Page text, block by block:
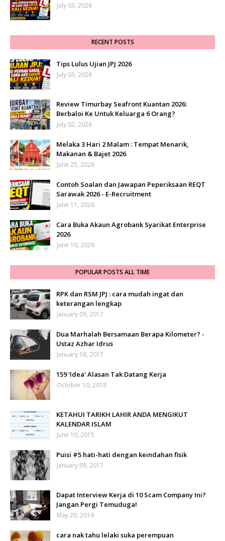
July 03, 2026
RECENT POSTS
Tips Lulus Ujian JPJ 2026
July 03, 2026
Review Timurbay Seafront Kuantan 2026:
Berbaloi Ke Untuk Keluarga 6 Orang?
July 02, 2026
Melaka 3 Hari 2 Malam : Tempat Menarik,
Makanan & Bajet 2026
June 25, 2026
Contoh Soalan dan Jawapan Peperiksaan REQT
Sarawak 2026 - E-Recruitment
June 11, 2026
Cara Buka Akaun Agrobank Syarikat Enterprise
2026
June 10, 2026
POPULAR POSTS ALL TIME
RPK dan RSM JPJ : cara mudah ingat dan
keterangan lengkap
January 09, 2017
Dua Marhalah Bersamaan Berapa Kilometer? -
Ustaz Azhar Idrus
January 18, 2017
159 'Idea' Alasan Tak Datang Kerja
October 10, 2018
KETAHUI TARIKH LAHIR ANDA MENGIKUT
KALENDAR ISLAM
June 10, 2015
Puisi #5 hati-hati dengan keindahan fisik
January 09, 2017
Dapat Interview Kerja di 10 Scam Company Ini?
Jangan Pergi Temuduga!
May 20, 2019
cara nak tahu lelaki suka perempuan